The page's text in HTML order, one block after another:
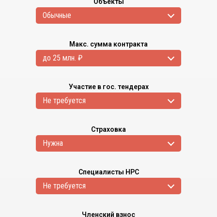
Обычные
Макс. сумма контракта
до 25 млн. ₽
Участие в гос. тендерах
Не требуется
Страховка
Нужна
Специалисты НРС
Не требуется
Членский взнос